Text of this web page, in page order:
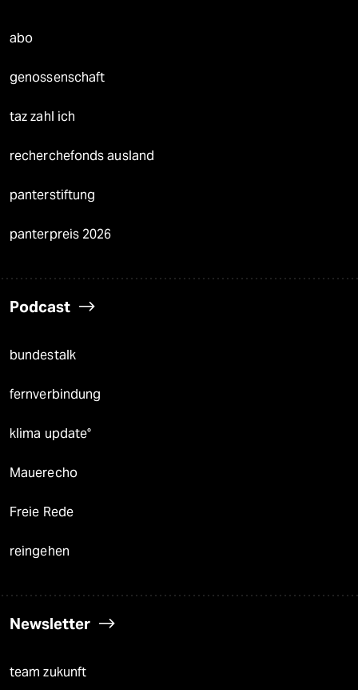
abo
genossenschaft
taz zahl ich
recherchefonds ausland
panterstiftung
panterpreis 2026
Podcast
bundestalk
fernverbindung
klima update°
Mauerecho
Freie Rede
reingehen
Newsletter
team zukunft